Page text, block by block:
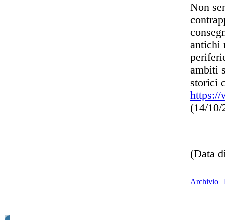
Non
antichi
ambiti
storici
https://
(14/
(Data
Archivio |